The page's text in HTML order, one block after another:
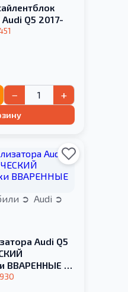
Q5 2017-
− +
Audi
Audi Q5
ВВАРЕННЫЕ в